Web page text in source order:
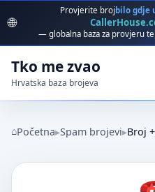
🌐
Provjerite broj bilo gdje
— globalna baza za provjeru
Tko me zvao
Hrvatska baza brojeva
Početna Spam brojevi Broj